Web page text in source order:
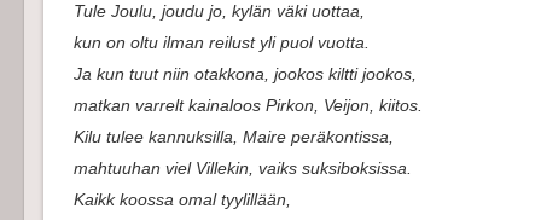
Tule Joulu, joudu jo, kylän väki uottaa,
kun on oltu ilman reilust yli puol vuotta.
Ja kun tuut niin otakkona, jookos kiltti jookos,
matkan varrelt kainaloos Pirkon, Veijon, kiitos.
Kilu tulee kannuksilla, Maire peräkontissa,
mahtuuhan viel Villekin, vaiks suksiboksissa.
Kaikk koossa omal tyylillään,